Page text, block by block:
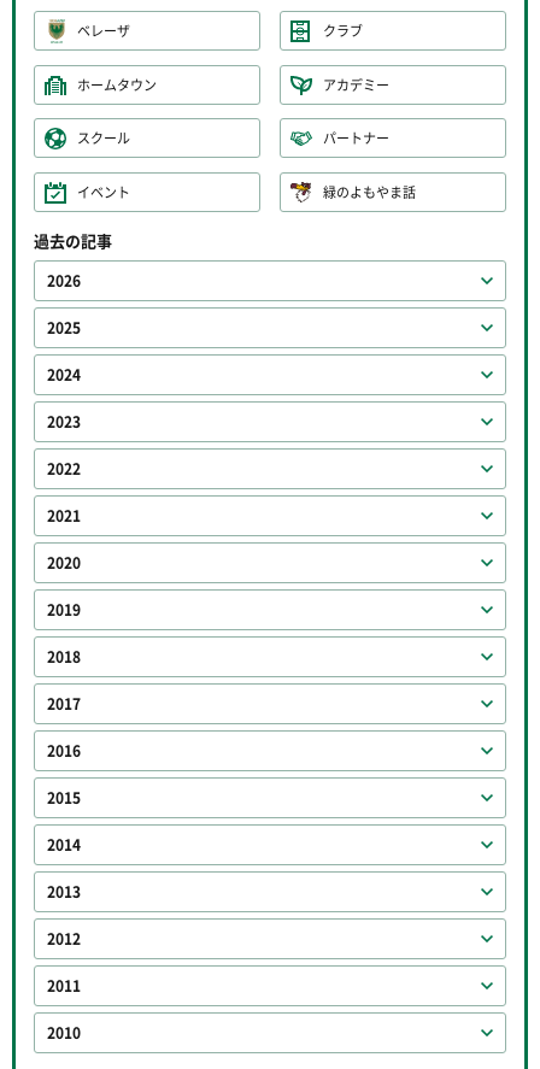
ベレーザ クラブ
ホームタウン アカデミー
スクール パートナー
イベント 緑のよもやま話
過去の記事
2026
2025
2024
2023
2022
2021
2020
2019
2018
2017
2016
2015
2014
2013
2012
2011
2010